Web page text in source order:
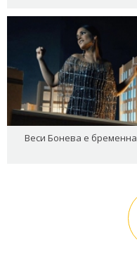
Веси Бонева е бременна